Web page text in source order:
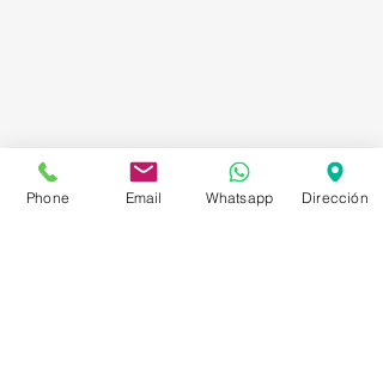
Phone Email Whatsapp Dirección